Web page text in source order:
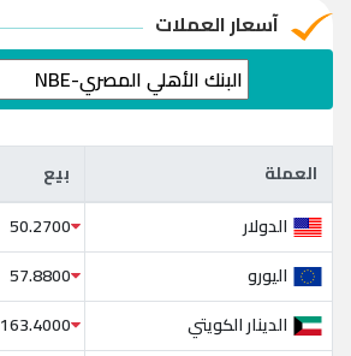
آسعار العملات
العملة بيع العملة بيع
الدولار
50.2700
اليورو
57.8800
الدينار الكويتي
163.4000